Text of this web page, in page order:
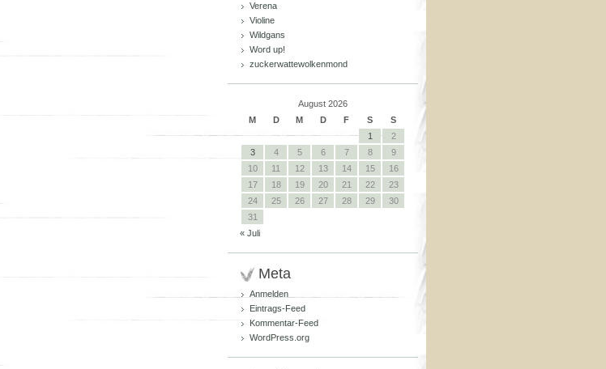
Verena
Violine
Wildgans
Word up!
zuckerwattewolkenmond
August 2026
M
D M D F S
S
1
2
3
4 5 6 7 8
9
10
11 12 13 14 15
16
17
18 19 20 21 22
23
24
25 26 27 28 29
30
31
« Juli
Meta
Anmelden
Eintrags-Feed
Kommentar-Feed
WordPress.org